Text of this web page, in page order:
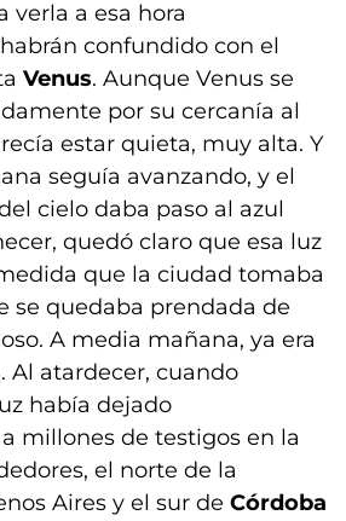
verla a esa hora
confundido con el
Venus. Aunque Venus se
por su cercanía al
estar quieta, muy alta. Y
seguía avanzando, y el
cielo daba paso al azul
quedó claro que esa luz
que la ciudad tomaba
se quedaba prendada de
A media mañana, ya era
Al atardecer, cuando
había dejado
millones de testigos en la
el norte de la
Aires y el sur de Córdoba